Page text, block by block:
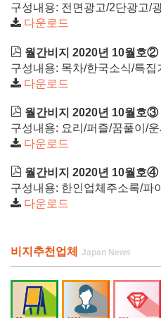
구성내용: 전면광고/2단광고/
다운로드
월간비지 2020년 10월호②
구성내용: 목차/한국소식/특
다운로드
월간비지 2020년 10월호③
구성내용: 요리/퍼즐/꿈풀이/
다운로드
월간비지 2020년 10월호④
구성내용: 한인업체주소록/파
다운로드
비지추천업체